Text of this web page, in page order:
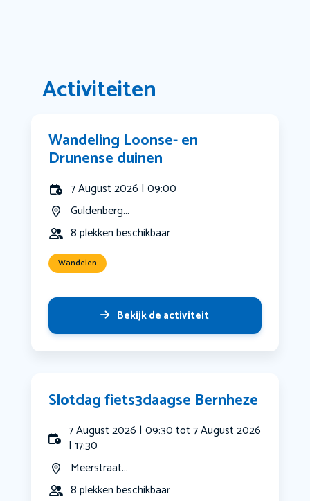
Activiteiten
Wandeling Loonse- en
Drunense duinen
7 August 2026 | 09:00
Guldenberg...
8 plekken beschikbaar
Wandelen
Bekijk de activiteit
Slotdag fiets3daagse Bernheze
7 August 2026 | 09:30 tot 7 August 2026
| 17:30
Meerstraat...
8 plekken beschikbaar